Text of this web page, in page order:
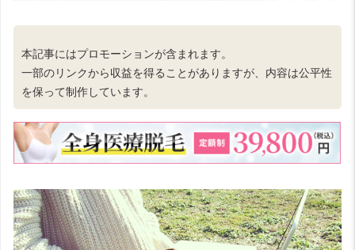
本記事にはプロモーションが含まれます。
一部のリンクから収益を得ることがありますが、内容は公平性
を保って制作しています。